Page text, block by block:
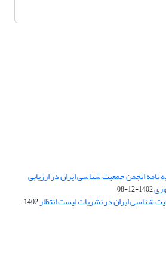
انجمن جمعیت شناسی ایران در ارزیابی
1402-12-08
شناسی ایران در نشریات لیست انتظار
1402-